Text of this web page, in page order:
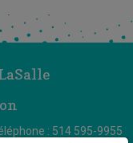
: 514 595-9955